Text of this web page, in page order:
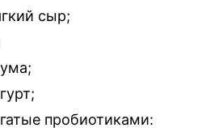
сыр;
пробиотиками: